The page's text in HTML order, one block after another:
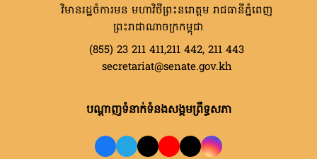
វិមានរដ្ឋចំការមន មហាវិថីព្រះនរោត្តម រាជធានីភ្នំពេញ
ព្រះរាជាណាចក្រកម្ពុជា
(855) 23 211 411,211 442, 211 443
secretariat@senate.gov.kh
បណ្តាញទំនាក់ទំនងសង្គមព្រឹទ្ធសភា